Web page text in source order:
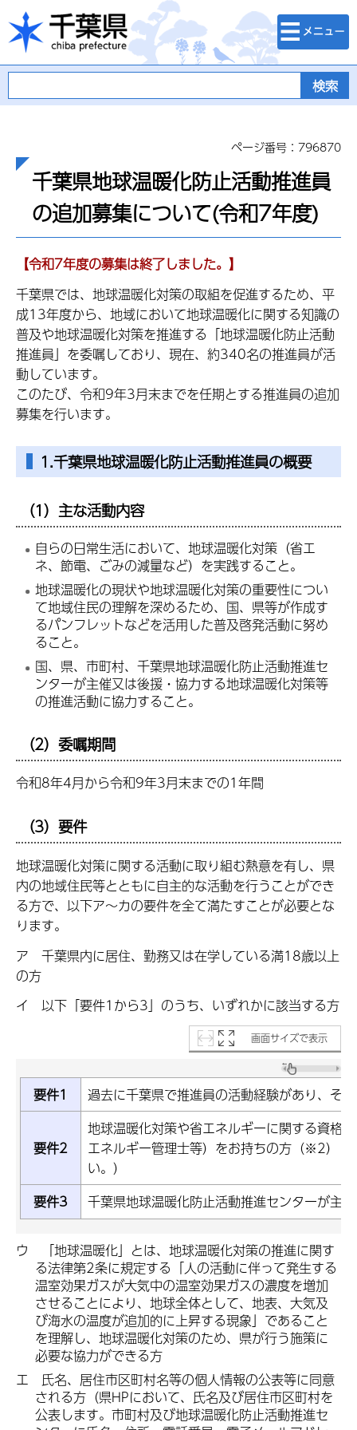
千葉県
検索・メニュ
ー
ページ番号：796870
千葉県地球温暖化防止活動推進員
の追加募集について(令和7年度)
【令和7年度の募集は終了しました。】
千葉県では、地球温暖化対策の取組を促進するため、平
成13年度から、地域において地球温暖化に関する知識の
普及や地球温暖化対策を推進する「地球温暖化防止活動
推進員」を委嘱しており、現在、約340名の推進員が活
動しています。
このたび、令和9年3月末までを任期とする推進員の追加
募集を行います。
1.千葉県地球温暖化防止活動推進員の概要
（1）主な活動内容
自らの日常生活において、地球温暖化対策（省エ
ネ、節電、ごみの減量など）を実践すること。
地球温暖化の現状や地球温暖化対策の重要性につい
て地域住民の理解を深めるため、国、県等が作成す
るパンフレットなどを活用した普及啓発活動に努め
ること。
国、県、市町村、千葉県地球温暖化防止活動推進セ
ンターが主催又は後援・協力する地球温暖化対策等
の推進活動に協力すること。
（2）委嘱期間
令和8年4月から令和9年3月末までの1年間
（3）要件
地球温暖化対策に関する活動に取り組む熱意を有し、県
内の地域住民等とともに自主的な活動を行うことができ
る方で、以下ア～カの要件を全て満たすことが必要とな
ります。
ア 千葉県内に居住、勤務又は在学している満18歳以上
の方
イ 以下「要件1から3」のうち、いずれかに該当する方
画面サイズで表示
要件1 過去に千葉県で推進員の活動経験があり、そ
要件2
地球温暖化対策や省エネルギーに関する資格
エネルギー管理士等）をお持ちの方（※2）
い。）
要件3
千葉県地球温暖化防止活動推進センターが主
ウ 「地球温暖化」とは、地球温暖化対策の推進に関す
る法律第2条に規定する「人の活動に伴って発生する
温室効果ガスが大気中の温室効果ガスの濃度を増加
させることにより、地球全体として、地表、大気及
び海水の温度が追加的に上昇する現象」であること
を理解し、地球温暖化対策のため、県が行う施策に
必要な協力ができる方
エ 氏名、居住市区町村名等の個人情報の公表等に同意
される方（県HPにおいて、氏名及び居住市区町村を
公表します。市町村及び地球温暖化防止活動推進セ